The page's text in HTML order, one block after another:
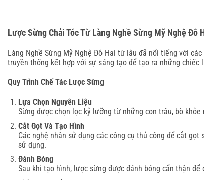
Lược Sừng Chải Tóc Từ Làng Nghề Sừng Mỹ Nghệ Đô
Làng Nghề Sừng Mỹ Nghệ Đô Hai từ lâu đã nổi tiếng với
truyền thống kết hợp với sự sáng tạo để tạo ra những chiếc
Quy Trình Chế Tác Lược Sừng
Lựa Chọn Nguyên Liệu
Sừng được chọn lọc kỹ lưỡng từ những con trâu, bò
Cắt Gọt Và Tạo Hình
Các nghệ nhân sử dụng các công cụ thủ công để cắt
sử dụng.
Đánh Bóng
Sau khi tạo hình, lược sừng được đánh bóng cẩn thận